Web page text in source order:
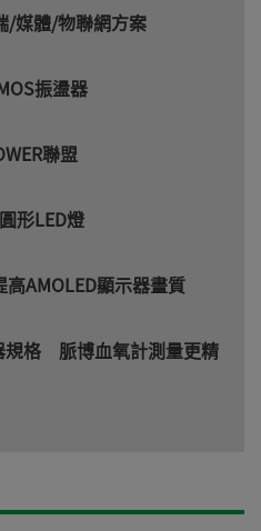
/媒體/物聯網方案
振盪器
聯盟
形LED燈
AMOLED顯示器畫質
規格 脈博血氧計測量更精